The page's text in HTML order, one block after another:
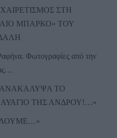
ΣΤΗ
ΜΠΑΡΚΟ» ΤΟΥ
Φωτογραφίες από την
ΑΝΑΚΑΛΥΨΑ ΤΟ
ΤΗΣ ΑΝΔΡΟΥ!…»